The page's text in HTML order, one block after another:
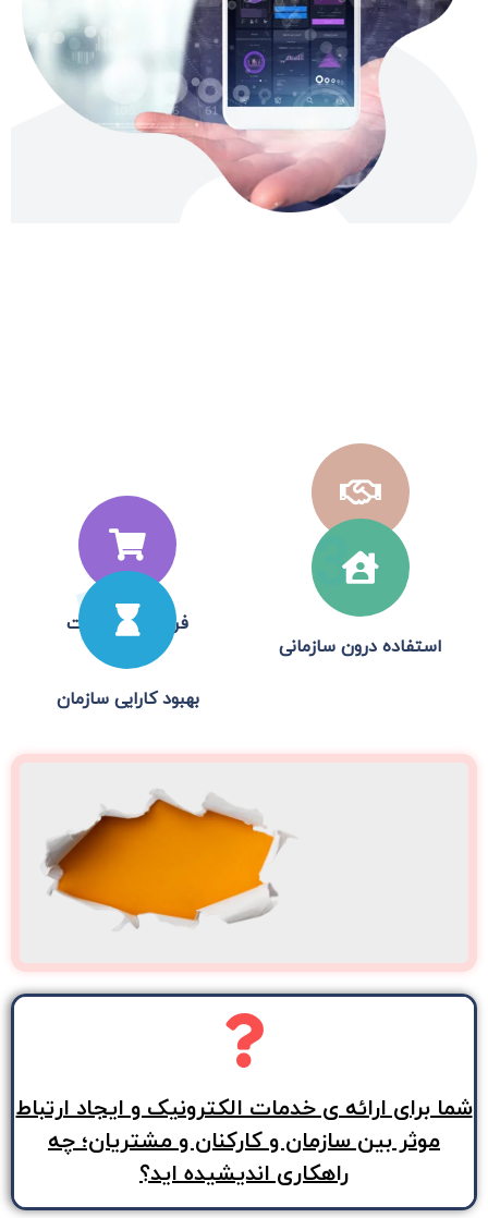
ارائه خدمات
فروش محصولات
استفاده درون سازمانی
3
بهبود کارایی سازمان
4
شما برای ارائه ی خدمات الکترونیک و ایجاد ارتباط
موثر بین سازمان و کارکنان و مشتریان؛ چه
راهکاری اندیشیده اید؟